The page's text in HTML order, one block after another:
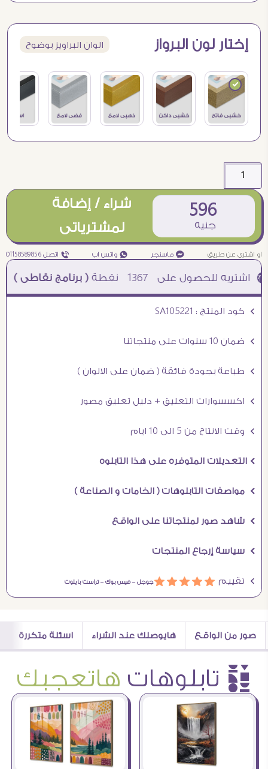
إختار لون البرواز الوان البراويز بوضوح
596
جنيه
شراء / إضافة
لمشترياتى
او اشترى عن طريق ¥ ماسنجر ₧ واتس اب ƒ اتصل 01158589856
1367 نقطة( برنامج نقاطى )à خصم 5% للعملاء الجدد à شحن مجانى عند الشراء ب 4000 جنيه à
Ö كود المنتج : SA105221
Ö ضمان 10 سنوات على منتجاتنا
Ö طباعة بجودة فائقة ( ضمان على الالوان )
Ö اكسسوارات التعليق + دليل تعليق مصور
Ö وقت الانتاج من 5 الى 10 ايام
Ö التعديلات المتوفره على هذا التابلوه
Ö مواصفات التابلوهات ( الخامات و الصناعة )
Ö شاهد صور لمنتجاتنا على الواقع
Ö سياسة إرجاع المنتجات
Ö تقييم áááááجوجل –فيس بوك –تراست بايلوت
صور من الواقع هايوصلك عند الشراء اسئلة متكررة
è تابلوهات هاتعجبك